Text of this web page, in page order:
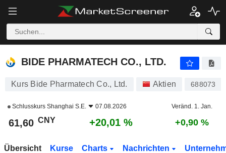
BIDE PHARMATECH CO., LTD.
Kurs Bide Pharmatech Co., Ltd. Aktien 688073
Schlusskurs Shanghai S.E. 07.08.2026 Veränd. 1. Jan.
61,60 CNY +20,01 % +0,90 %
Übersicht Kurse Charts Nachrichten